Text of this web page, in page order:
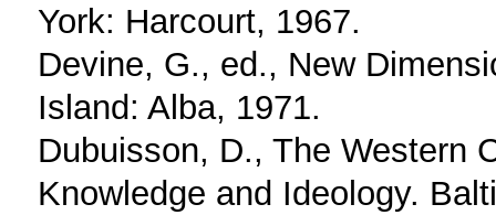
York: Harcourt, 1967.
Devine, G., ed., New
Island: Alba, 1971.
Dubuisson, D., The Western
Knowledge and Ideology.